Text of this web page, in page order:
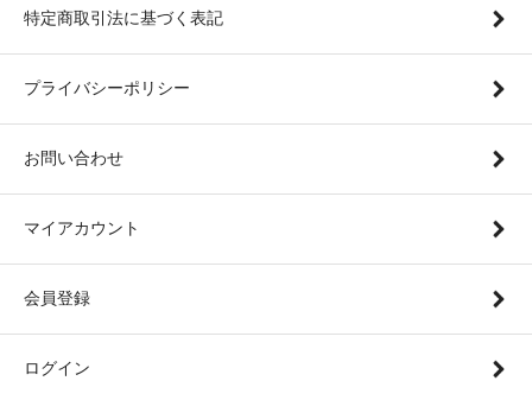
特定商取引法に基づく表記
プライバシーポリシー
お問い合わせ
マイアカウント
会員登録
ログイン